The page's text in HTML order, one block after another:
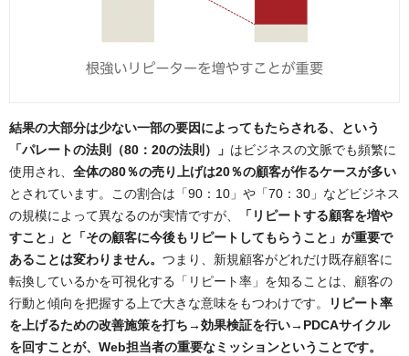
結果の大部分は少ない一部の要因によってもたらされる、という
「パレートの法則（80：20の法則）」 はビジネスの文脈でも頻繁に
使用され、 全体の80％の売り上げは20％の顧客が作るケースが多い
とされています。この割合は「90：10」や「70：30」などビジネス
の規模によって異なるのが実情ですが、
「リピートする顧客を増や
すこと」と「その顧客に今後もリピートしてもらうこと」が重要で
あることは変わりません。 つまり、新規顧客がどれだけ既存顧客に
転換しているかを可視化する「リピート率」を知ることは、顧客の
行動と傾向を把握する上で大きな意味をもつわけです。
リピート率
を上げるための改善施策を打ち→効果検証を行い→PDCAサイクル
を回すことが、Web担当者の重要なミッションということです。